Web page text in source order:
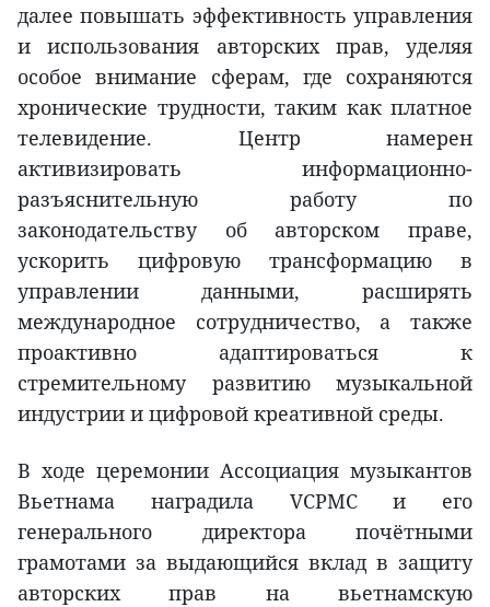
далее повышать эффективность управления
и использования авторских прав, уделяя
особое внимание сферам, где сохраняются
хронические трудности, таким как платное
телевидение. Центр намерен
активизировать информационно-
разъяснительную работу по
законодательству об авторском праве,
ускорить цифровую трансформацию в
управлении данными, расширять
международное сотрудничество, а также
проактивно адаптироваться к
стремительному развитию музыкальной
индустрии и цифровой креативной среды.
В ходе церемонии Ассоциация музыкантов
Вьетнама наградила VCPMC и его
генерального директора почётными
грамотами за выдающийся вклад в защиту
авторских прав на вьетнамскую